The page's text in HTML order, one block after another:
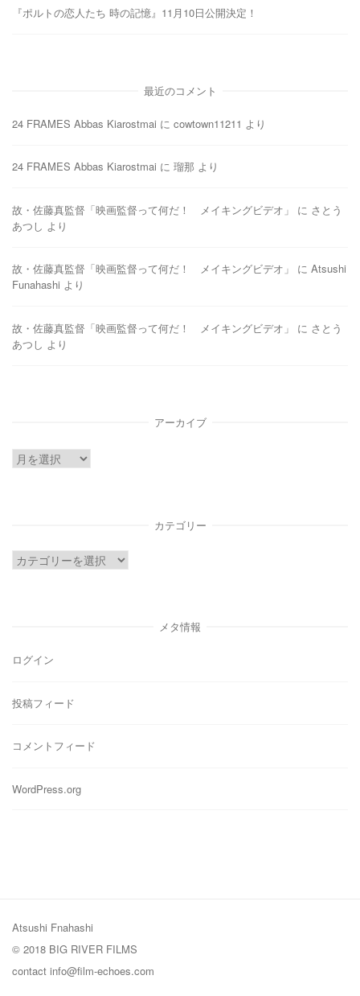
『ポルトの恋人たち 時の記憶』11月10日公開決定！
最近のコメント
24 FRAMES Abbas Kiarostmai に cowtown11211 より
24 FRAMES Abbas Kiarostmai に 瑠那 より
故・佐藤真監督「映画監督って何だ！ メイキングビデオ」 に さとう
あつし より
故・佐藤真監督「映画監督って何だ！ メイキングビデオ」 に Atsushi
Funahashi より
故・佐藤真監督「映画監督って何だ！ メイキングビデオ」 に さとう
あつし より
アーカイブ
ア
カテゴリー
カ
メタ情報
ログイン
投稿フィード
コメントフィード
WordPress.org
Atsushi Fnahashi
© 2018 BIG RIVER FILMS
contact info@film-echoes.com